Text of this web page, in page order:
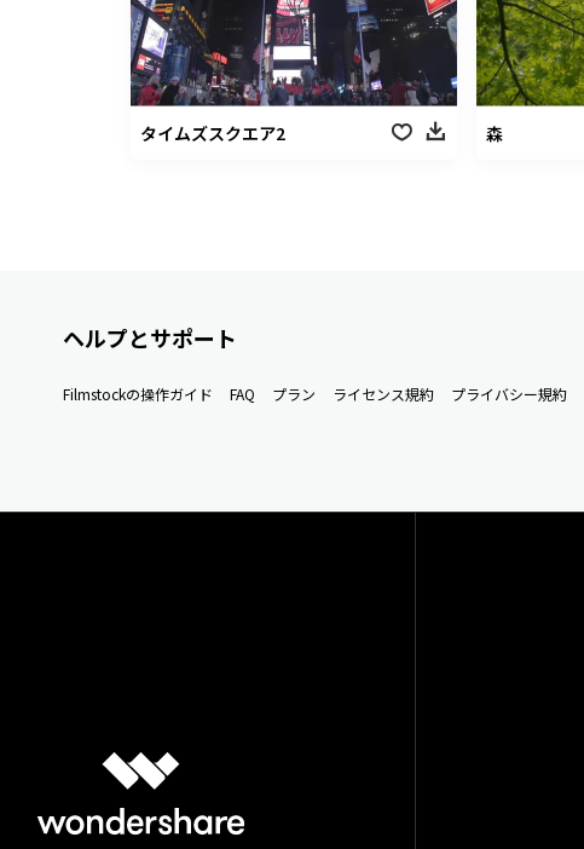
タイムズスクエア2 森
ヘルプとサポート
Filmstockの操作ガイド FAQ プラン ライセンス規約 プライバシー規約